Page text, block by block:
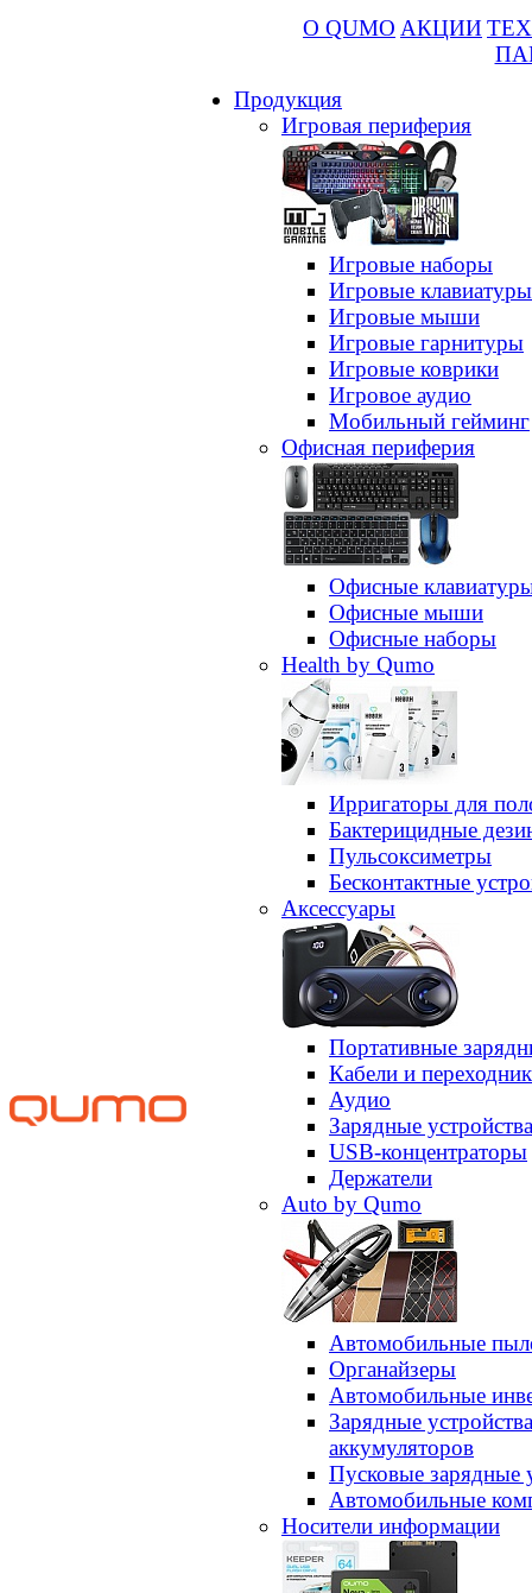
О QUMO АКЦИИ
Продукция
Игровая периферия
Игровые наборы
Игровые клавиатуры
Игровые мыши
Игровые гарнитуры
Игровые коврики
Игровое аудио
Мобильный гейминг
Офисная периферия
Офисные
Офисные мыши
Офисные наборы
Health by Qumo
Ирригаторы для
Бактерицидные
Пульсоксиметры
Бесконтактные
Аксессуары
Портативные
Кабели и
Аудио
Зарядные устройства
USB-концентраторы
Держатели
Auto by Qumo
Автомобильные
Органайзеры
Автомобильные
Зарядные
аккумуляторов
Пусковые зарядные
Автомобильные
Носители информации